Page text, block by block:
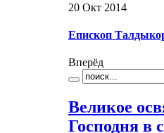
20 Окт 2014
Епископ
Вперёд
Великое
Господня в